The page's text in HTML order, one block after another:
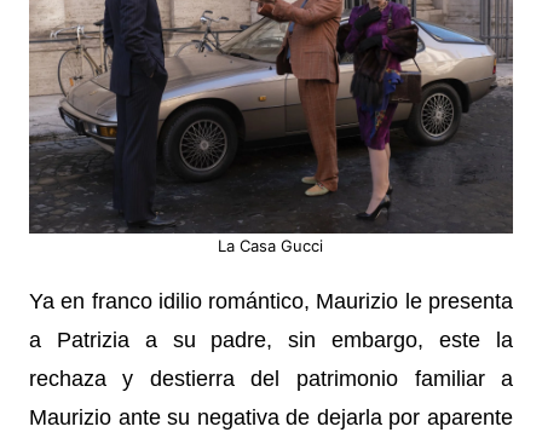
La Casa Gucci
Ya en franco idilio romántico, Maurizio le presenta
a Patrizia a su padre, sin embargo, este la
rechaza y destierra del patrimonio familiar a
Maurizio ante su negativa de dejarla por aparente